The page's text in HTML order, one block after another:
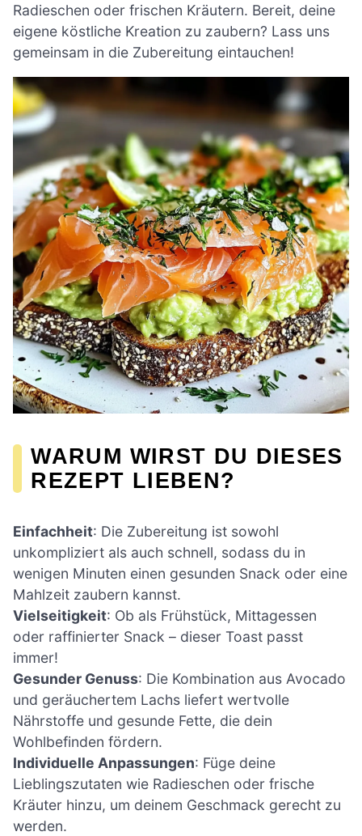
Radieschen oder frischen Kräutern. Bereit, deine
eigene köstliche Kreation zu zaubern? Lass uns
gemeinsam in die Zubereitung eintauchen!
WARUM WIRST DU DIESES
REZEPT LIEBEN?
Einfachheit: Die Zubereitung ist sowohl
unkompliziert als auch schnell, sodass du in
wenigen Minuten einen gesunden Snack oder eine
Mahlzeit zaubern kannst.
Vielseitigkeit: Ob als Frühstück, Mittagessen
oder raffinierter Snack – dieser Toast passt
immer!
Gesunder Genuss: Die Kombination aus Avocado
und geräuchertem Lachs liefert wertvolle
Nährstoffe und gesunde Fette, die dein
Wohlbefinden fördern.
Individuelle Anpassungen: Füge deine
Lieblingszutaten wie Radieschen oder frische
Kräuter hinzu, um deinem Geschmack gerecht zu
werden.